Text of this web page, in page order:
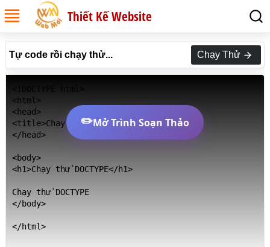
Thiết Kế Website
Tự code rồi chạy thử... Chạy Thử
<html>
<head>
<title>Chạy thử DOCTYPE</title>
</head>
<body>
<h1>Chạy thử DOCTYPE</h1>
Chạy thử DOCTYPE
</body>
</html>
✏️Mở Trình Soạn Thảo